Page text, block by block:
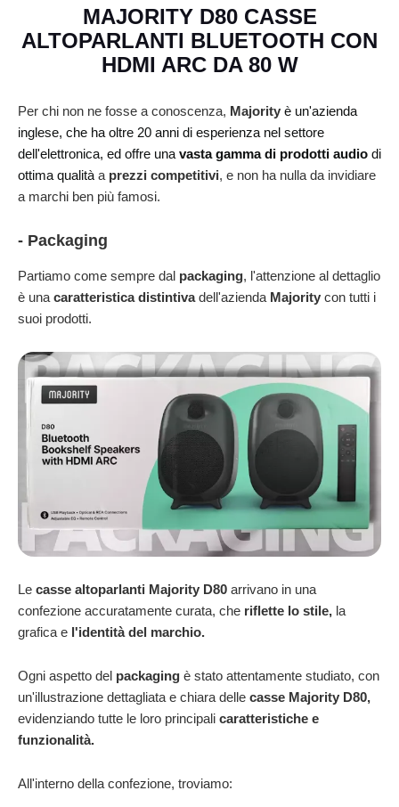
MAJORITY D80 CASSE
ALTOPARLANTI BLUETOOTH CON
HDMI ARC DA 80 W
Per chi non ne fosse a conoscenza, Majority è un'azienda
inglese, che ha oltre 20 anni di esperienza nel settore
dell'elettronica, ed offre una vasta gamma di prodotti audio di
ottima qualità a prezzi competitivi, e non ha nulla da invidiare
a marchi ben più famosi.
- Packaging
Partiamo come sempre dal packaging, l'attenzione al dettaglio
è una caratteristica distintivadell'azienda Majority con tutti i
suoi prodotti.
Le casse altoparlanti Majority D80 arrivano in una
confezione accuratamente curata, che riflette lo stile, la
grafica e l'identità del marchio.
Ogni aspetto del packaging è stato attentamente studiato, con
un'illustrazione dettagliata e chiara delle casse Majority D80,
evidenziando tutte le loro principali caratteristiche e
funzionalità.
All'interno della confezione, troviamo: